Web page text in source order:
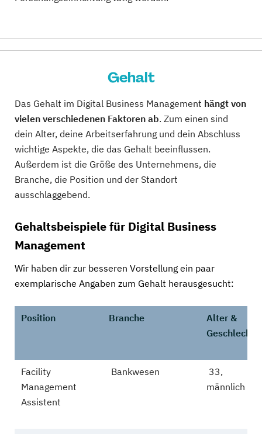
Gehalt
Das Gehalt im Digital Business Management hängt von
vielen verschiedenen Faktoren ab. Zum einen sind
dein Alter, deine Arbeitserfahrung und dein Abschluss
wichtige Aspekte, die das Gehalt beeinflussen.
Außerdem ist die Größe des Unternehmens, die
Branche, die Position und der Standort
ausschlaggebend.
Gehaltsbeispiele für Digital Business
Management
Wir haben dir zur besseren Vorstellung ein paar
exemplarische Angaben zum Gehalt herausgesucht:
Position Branche
Alter &
Geschlecht
Facility
Management
Assistent
Bankwesen
33,
männlich